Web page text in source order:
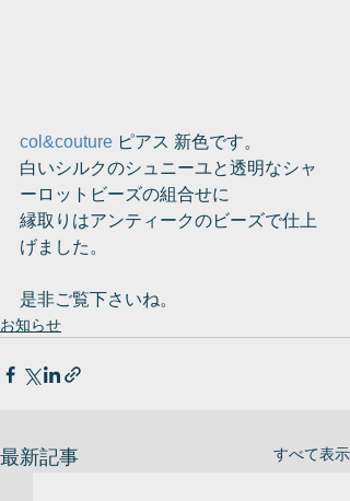
col&couture ピアス 新色です。
白いシルクのシュニーユと透明なシャ
ーロットビーズの組合せに
縁取りはアンティークのビーズで仕上
げました。
是非ご覧下さいね。
お知らせ
最新記事 すべて表示